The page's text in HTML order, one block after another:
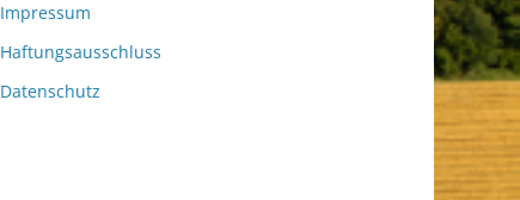
Impressum
Haftungsausschluss
Datenschutz